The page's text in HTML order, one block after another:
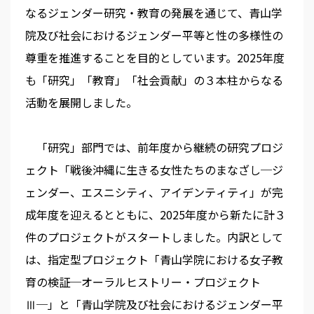
なるジェンダー研究・教育の発展を通じて、青山学
院及び社会におけるジェンダー平等と性の多様性の
尊重を推進することを目的としています。2025年度
も「研究」「教育」「社会貢献」の３本柱からなる
活動を展開しました。
「研究」部門では、前年度から継続の研究プロジ
ェクト「戦後沖縄に生きる女性たちのまなざし─ジ
ェンダー、エスニシティ、アイデンティティ」が完
成年度を迎えるとともに、2025年度から新たに計３
件のプロジェクトがスタートしました。内訳として
は、指定型プロジェクト「青山学院における女子教
育の検証─オーラルヒストリー・プロジェクト
Ⅲ─」と「青山学院及び社会におけるジェンダー平